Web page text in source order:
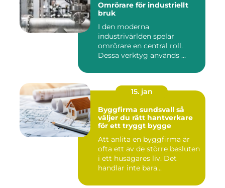
Omrörare för industriellt
bruk
I den moderna
industrivärlden spelar
omrörare en central roll.
Dessa verktyg används ...
15. jan
Byggfirma sundsvall så
väljer du rätt hantverkare
för ett tryggt bygge
Att anlita en byggfirma är
ofta ett av de större besluten
i ett husägares liv. Det
handlar inte bara...